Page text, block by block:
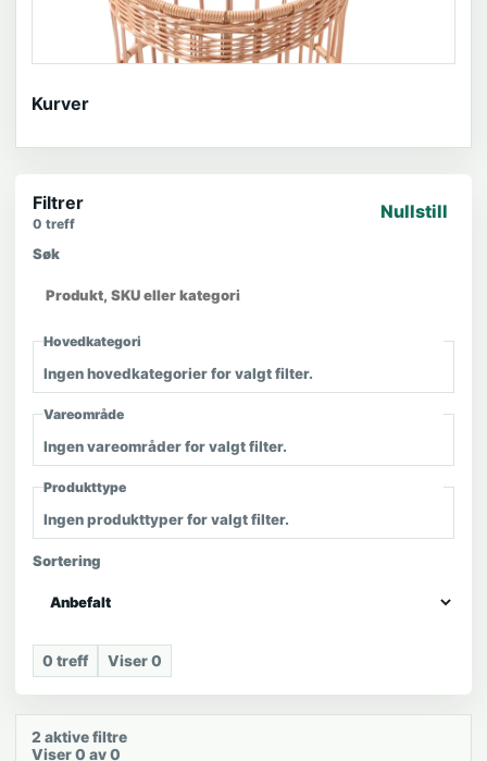
Kurver
Filtrer
0 treff
Nullstill
Søk
Hovedkategori
Ingen hovedkategorier for valgt filter.
Vareområde
Ingen vareområder for valgt filter.
Produkttype
Ingen produkttyper for valgt filter.
Sortering
0 treff Viser0
2 aktive filtre
Viser 0 av 0